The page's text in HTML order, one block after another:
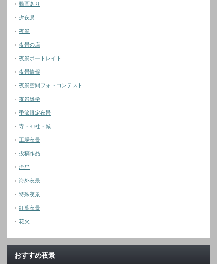
動画あり
夕夜景
夜景
夜景の店
夜景ポートレイト
夜景情報
夜景空間フォトコンテスト
夜景雑学
季節限定夜景
寺・神社・城
工場夜景
投稿作品
流星
海外夜景
特殊夜景
紅葉夜景
花火
おすすめ夜景